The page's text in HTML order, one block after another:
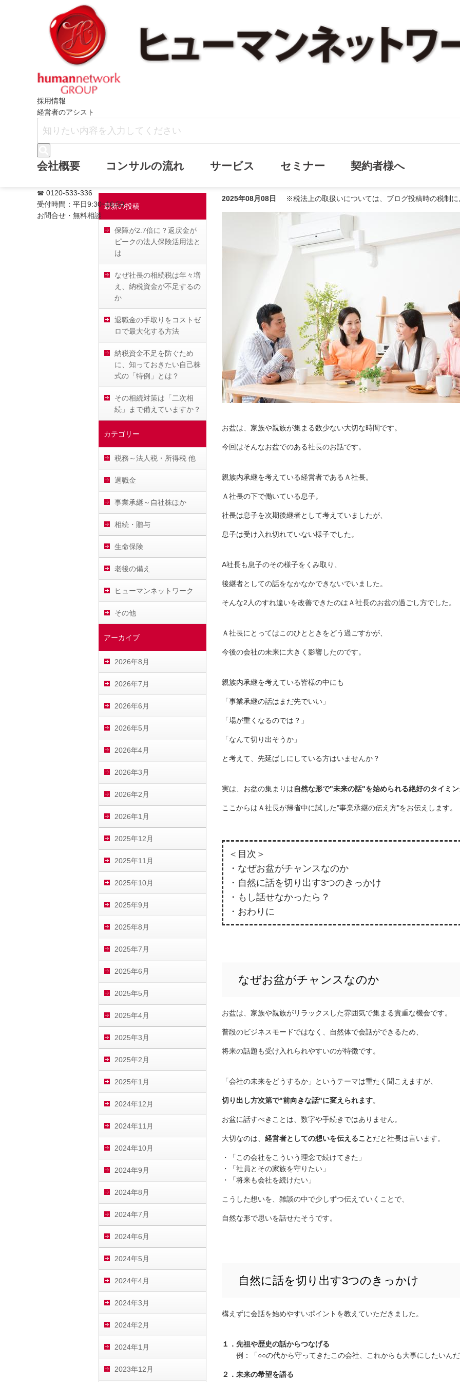
採用情報
経営者のアシスト
会社概要 コンサルの流れ サービス セミナー 契約者様へ
☎ 0120-533-336
受付時間：平日9:30~16:50
お問合せ・無料相談
最新の投稿
保障が2.7倍に？返戻金が
ピークの法人保険活用法と
は
なぜ社長の相続税は年々増
え、納税資金が不足するの
か
退職金の手取りをコストゼ
ロで最大化する方法
納税資金不足を防ぐため
に、知っておきたい自己株
式の「特例」とは？
その相続対策は「二次相
続」まで備えていますか？
カテゴリー
税務～法人税・所得税 他
退職金
事業承継～自社株ほか
相続・贈与
生命保険
老後の備え
ヒューマンネットワーク
その他
アーカイブ
2026年8月
2026年7月
2026年6月
2026年5月
2026年4月
2026年3月
2026年2月
2026年1月
2025年12月
2025年11月
2025年10月
2025年9月
2025年8月
2025年7月
2025年6月
2025年5月
2025年4月
2025年3月
2025年2月
2025年1月
2024年12月
2024年11月
2024年10月
2024年9月
2024年8月
2024年7月
2024年6月
2024年5月
2024年4月
2024年3月
2024年2月
2024年1月
2023年12月
2025年08月08日 ※税法上の取扱いについては、ブログ投稿時の税制に
お盆は、家族や親族が集まる数少ない大切な時間です。
今回はそんなお盆でのある社長のお話です。
親族内承継を考えている経営者であるＡ社長。
Ａ社長の下で働いている息子。
社長は息子を次期後継者として考えていましたが、
息子は受け入れ切れていない様子でした。
A社長も息子のその様子をくみ取り、
後継者としての話をなかなかできないでいました。
そんな2人のすれ違いを改善できたのはＡ社長のお盆の過ごし方でした。
Ａ社長にとってはこのひとときをどう過ごすかが、
今後の会社の未来に大きく影響したのです。
親族内承継を考えている皆様の中にも
「事業承継の話はまだ先でいい」
「場が重くなるのでは？」
「なんて切り出そうか」
と考えて、先延ばしにしている方はいませんか？
実は、お盆の集まりは自然な形で"未来の話"を始められる絶好のタイミ
ここからはＡ社長が帰省中に試した"事業承継の伝え方"をお伝えします。
＜目次＞
・なぜお盆がチャンスなのか
・自然に話を切り出す3つのきっかけ
・もし話せなかったら？
・おわりに
なぜお盆がチャンスなのか
お盆は、家族や親族がリラックスした雰囲気で集まる貴重な機会です。
普段のビジネスモードではなく、自然体で会話ができるため、
将来の話題も受け入れられやすいのが特徴です。
「会社の未来をどうするか」というテーマは重たく聞こえますが、
切り出し方次第で"前向きな話"に変えられます。
お盆に話すべきことは、数字や手続きではありません。
大切なのは、 経営者としての想いを伝えることだと社長は言います。
・「この会社をこういう理念で続けてきた」
・「社員とその家族を守りたい」
・「将来も会社を続けたい」
こうした想いを、雑談の中で少しずつ伝えていくことで、
自然な形で思いを話せたそうです。
自然に話を切り出す3つのきっかけ
構えずに会話を始めやすいポイントを教えていただきました。
１．先祖や歴史の話からつなげる
例：「○○の代から守ってきたこの会社、これからも大事にしたいんだ
２． 未来の希望を語る